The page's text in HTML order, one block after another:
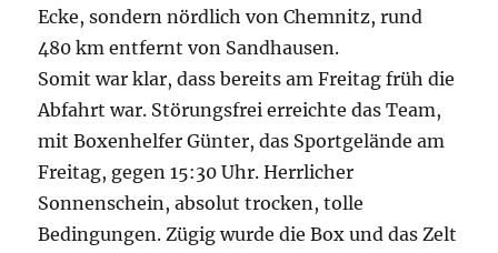
Ecke, sondern nördlich von Chemnitz, rund
480 km entfernt von Sandhausen.
Somit war klar, dass bereits am Freitag früh die
Abfahrt war. Störungsfrei erreichte das Team,
mit Boxenhelfer Günter, das Sportgelände am
Freitag, gegen 15:30 Uhr. Herrlicher
Sonnenschein, absolut trocken, tolle
Bedingungen. Zügig wurde die Box und das Zelt